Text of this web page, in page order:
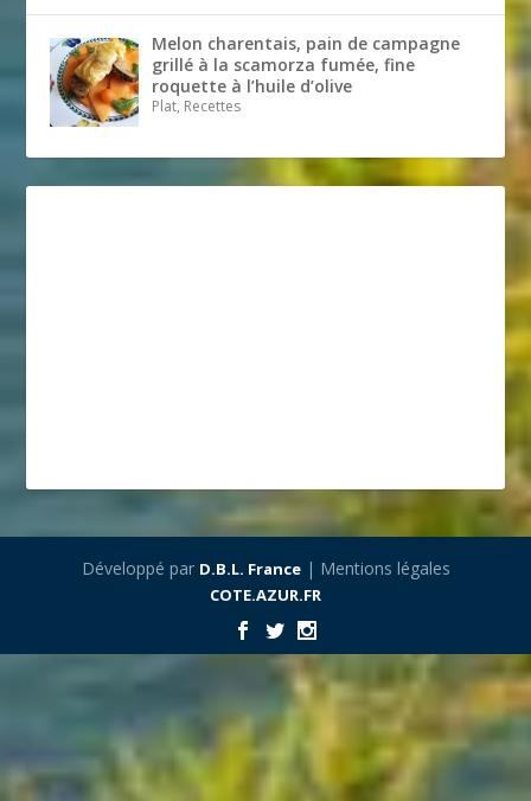
Melon charentais, pain de campagne
grillé à la scamorza fumée, fine
roquette à l’huile d’olive
Plat, Recettes
Développé par D.B.L. France| Mentions légales
COTE.AZUR.FR